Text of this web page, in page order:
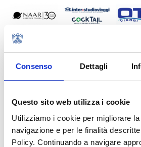
Consenso Dettagli
Questo sito web utilizza i cookie
Utilizziamo i cookie per migliorare
navigazione e per le finalità
Policy. Continuando a navigare